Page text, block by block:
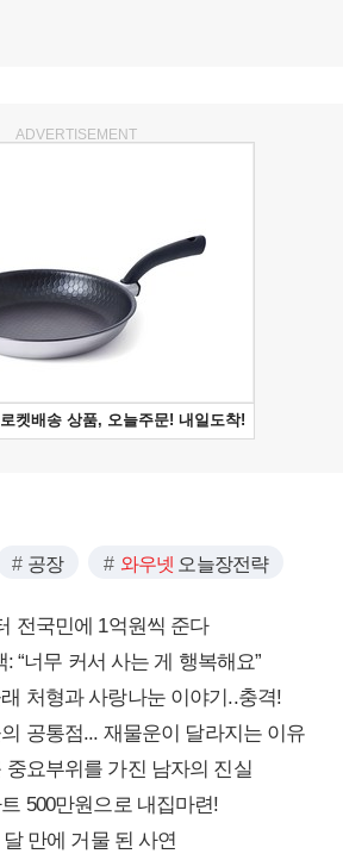
ADVERTISEMENT
공장 와우넷 오늘장전략
전국민에 1억원씩 준다
“너무 커서 사는 게 행복해요”
처형과 사랑나눈 이야기..충격!
공통점... 재물운이 달라지는 이유
요부위를 가진 남자의 진실
500만원으로 내집마련!
만에 거물 된 사연